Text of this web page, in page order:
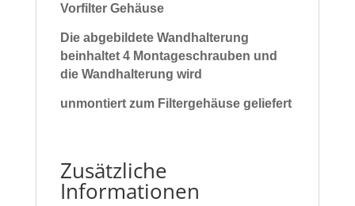
Vorfilter Gehäuse
Die abgebildete Wandhalterung
beinhaltet 4 Montageschrauben und
die Wandhalterung wird
unmontiert zum Filtergehäuse geliefert
Zusätzliche
Informationen